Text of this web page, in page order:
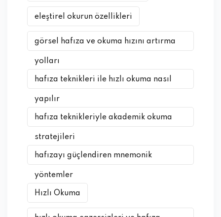
eleştirel okurun özellikleri
görsel hafıza ve okuma hızını artırma
yolları
hafıza teknikleri ile hızlı okuma nasıl
yapılır
hafıza teknikleriyle akademik okuma
stratejileri
hafızayı güçlendiren mnemonik
yöntemler
Hızlı Okuma